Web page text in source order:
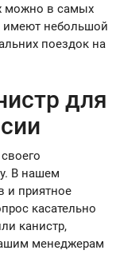
можно в самых
имеют небольшой
поездок на
для
В нашем
и приятное
касательно
канистр,
менеджерам